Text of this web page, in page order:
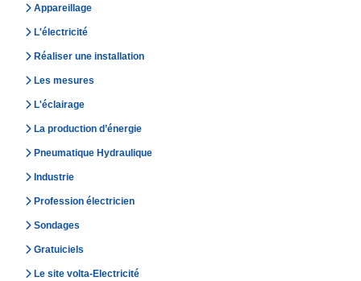
Appareillage
L'électricité
Réaliser une installation
Les mesures
L'éclairage
La production d’énergie
Pneumatique Hydraulique
Industrie
Profession électricien
Sondages
Gratuiciels
Le site volta-Electricité